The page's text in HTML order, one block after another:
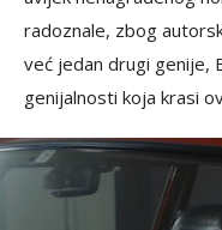
radoznale, zbog
već jedan drugi genije,
genijalnosti koja krasi